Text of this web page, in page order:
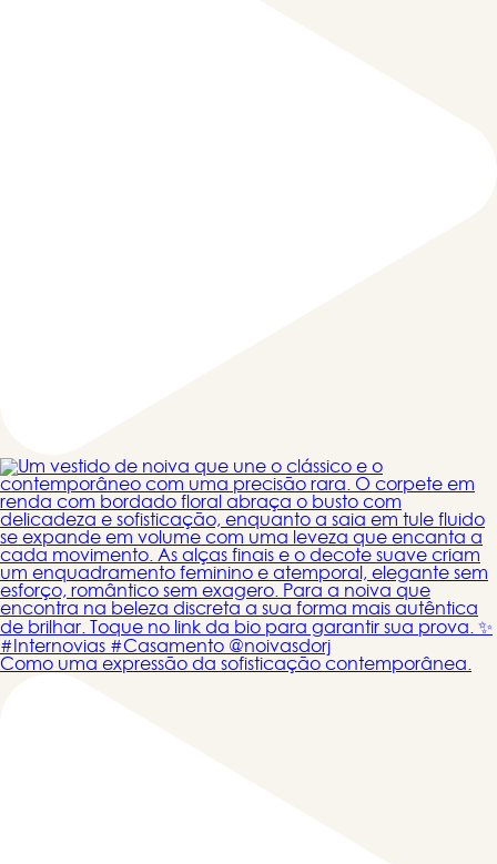
Como uma expressão da sofisticação contemporânea.